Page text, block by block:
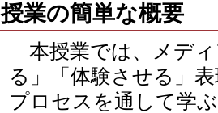
授業の簡単な概要
本授業では、メデ
る」「体験させる」
プロセスを通して学